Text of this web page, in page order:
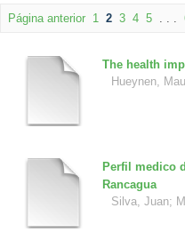
Página anterior 1 2 3 4 5 . . .
The health
Hueynen,
Perfil medico
Rancagua
Silva, Juan;